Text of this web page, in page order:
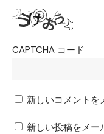
CAPTCHA コード
新しいコメントを
新しい投稿をメー